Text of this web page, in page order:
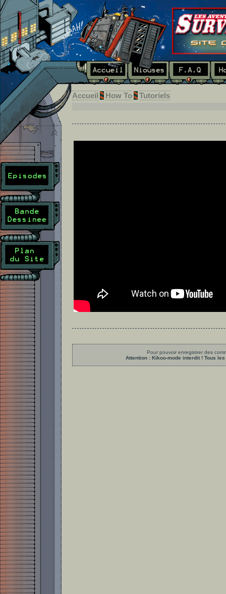
Accueil How To Tutoriels
Pour pouvoir enregistrer des
Attention : Kikoo-mode interdit ! Tous